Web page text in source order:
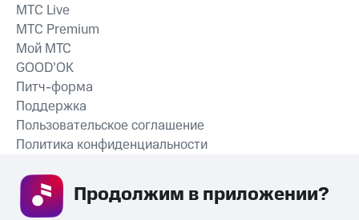
СКАЧАТЬ ПРИЛОЖЕНИЕ
MTС Live
MTС Premium
Мой МТС
GOOD’OK
Питч-форма
Поддержка
Пользовательское соглашение
Политика конфиденциальности